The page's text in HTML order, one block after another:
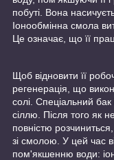
побуті. Вона
Іонообмінна смола
Це означає, що її
Щоб відновити її
регенерація, що
солі. Спеціальний
сіллю. Після того як
повністю
зі смолою. У цей час
пом'якшенню води: